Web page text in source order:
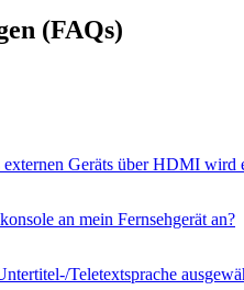
(FAQs)
externen Geräts über HDMI wird
an mein Fernsehgerät an?
Teletextsprache